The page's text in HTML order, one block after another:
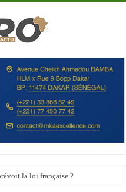
africaine parmi les 200 premières